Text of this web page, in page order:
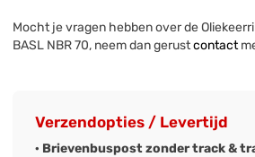
Mocht je vragen hebben over de
BASL NBR 70, neem dan gerustcontact
Verzendopties / Levertijd
· Brievenbuspost zonder track &